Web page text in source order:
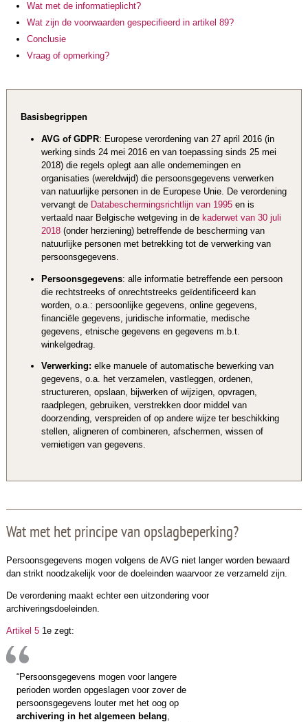
Wat met de informatieplicht?
Wat zijn de voorwaarden gespecifieerd in artikel 89?
Conclusie
Vraag of opmerking?
Basisbegrippen
AVG of GDPR: Europese verordening van 27 april 2016 (in
werking sinds 24 mei 2016 en van toepassing sinds 25 mei
2018) die regels oplegt aan alle ondernemingen en
organisaties (wereldwijd) die persoonsgegevens verwerken
van natuurlijke personen in de Europese Unie. De verordening
vervangt de Databeschermingsrichtlijn van 1995en is
vertaald naar Belgische wetgeving in de kaderwet van 30 juli
2018(onder herziening) betreffende de bescherming van
natuurlijke personen met betrekking tot de verwerking van
persoonsgegevens.
Persoonsgegevens: alle informatie betreffende een persoon
die rechtstreeks of onrechtstreeks geïdentificeerd kan
worden, o.a.: persoonlijke gegevens, online gegevens,
financiële gegevens, juridische informatie, medische
gegevens, etnische gegevens en gegevens m.b.t.
winkelgedrag.
Verwerking: elke manuele of automatische bewerking van
gegevens, o.a. het verzamelen, vastleggen, ordenen,
structureren, opslaan, bijwerken of wijzigen, opvragen,
raadplegen, gebruiken, verstrekken door middel van
doorzending, verspreiden of op andere wijze ter beschikking
stellen, aligneren of combineren, afschermen, wissen of
vernietigen van gegevens.
Wat met het principe van opslagbeperking?
Persoonsgegevens mogen volgens de AVG niet langer worden bewaard
dan strikt noodzakelijk voor de doeleinden waarvoor ze verzameld zijn.
De verordening maakt echter een uitzondering voor
archiveringsdoeleinden.
Artikel 51e zegt:
“Persoonsgegevens mogen voor langere
perioden worden opgeslagen voor zover de
persoonsgegevens louter met het oog op
archivering in het algemeen belang